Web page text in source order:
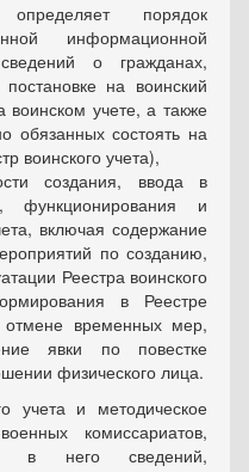
порядок
информационной
о гражданах,
на воинский
воинском учете, а также
обязанных состоять на
воинского учета),
создания, ввода в
функционирования и
включая содержание
по созданию,
Реестра воинского
в Реестре
отмене временных мер,
явки по повестке
физического лица.
учета и методическое
комиссариатов,
в него сведений,